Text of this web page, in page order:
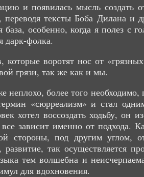
и появилась мысль создать
тексты Боба Дилана и
особенно, когда я полез с
дарк-фолка.
которые воротят нос от
грязи, так же как и мы.
более того
«сюрреализм» и стал
хотел воссоздать ходьбу, он
зависит именно от подхода.
под другим углом,
так осуществляется
тем волшебна и
для вдохновения.